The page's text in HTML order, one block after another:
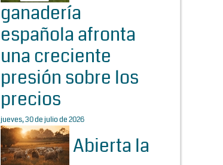
ganadería
española afronta
una creciente
presión sobre los
precios
jueves, 30 de julio de 2026
Abierta la